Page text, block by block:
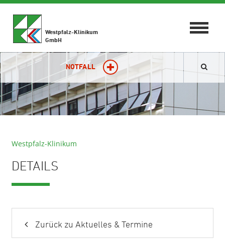
Toggle
Westpfalz-Klinikum
GmbH
NOTFALL
Westpfalz-Klinikum
DETAILS
Zurück zu Aktuelles & Termine